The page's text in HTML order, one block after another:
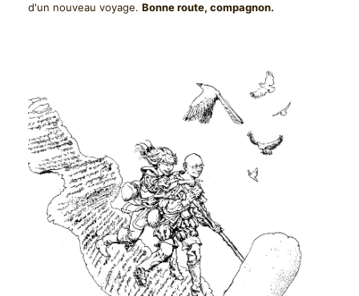
d'un nouveau voyage. Bonne route, compagnon.